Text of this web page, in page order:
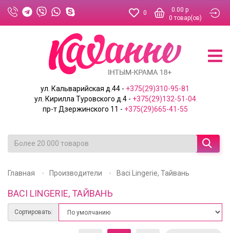
0
0.00 р
0 товар(ов)
ул. Кальварийская д.44 - +375(29)310-95-81
ул. Кирилла Туровского д.4 - +375(29)132-51-04
пр-т Дзержинского 11 - +375(29)665-41-55
Главная Производители Baci Lingerie, Тайвань
BACI LINGERIE, ТАЙВАНЬ
Сортировать: